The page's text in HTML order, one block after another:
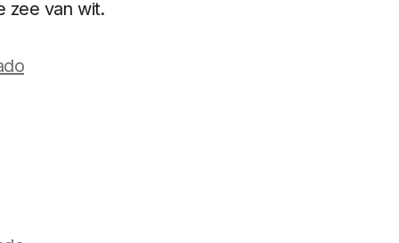
zee van wit.